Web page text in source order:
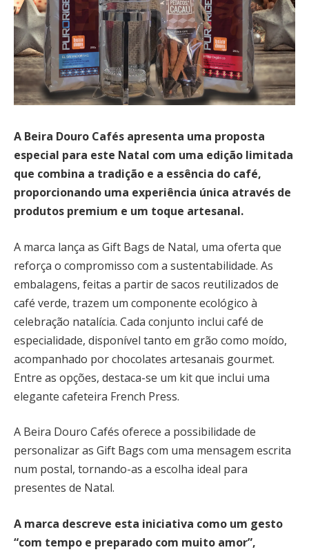
A Beira Douro Cafés apresenta uma proposta
especial para este Natal com uma edição limitada
que combina a tradição e a essência do café,
proporcionando uma experiência única através de
produtos premium e um toque artesanal.
A marca lança as Gift Bags de Natal, uma oferta que
reforça o compromisso com a sustentabilidade. As
embalagens, feitas a partir de sacos reutilizados de
café verde, trazem um componente ecológico à
celebração natalícia. Cada conjunto inclui café de
especialidade, disponível tanto em grão como moído,
acompanhado por chocolates artesanais gourmet.
Entre as opções, destaca-se um kit que inclui uma
elegante cafeteira French Press.
A Beira Douro Cafés oferece a possibilidade de
personalizar as Gift Bags com uma mensagem escrita
num postal, tornando-as a escolha ideal para
presentes de Natal.
A marca descreve esta iniciativa como um gesto
“com tempo e preparado com muito amor”,